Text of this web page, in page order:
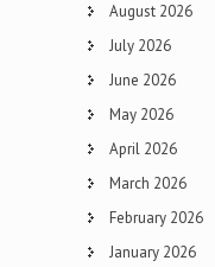
August 2026
July 2026
June 2026
May 2026
April 2026
March 2026
February 2026
January 2026